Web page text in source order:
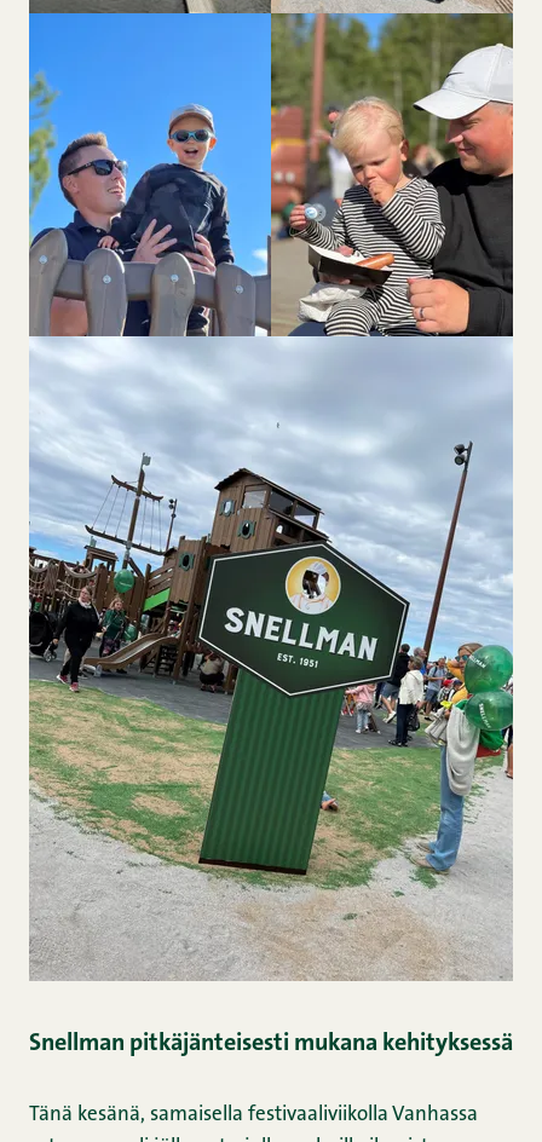
Snellman pitkäjänteisesti mukana kehityksessä
Tänä kesänä, samaisella festivaaliviikolla Vanhassa